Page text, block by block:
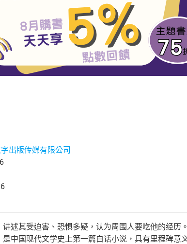
出版传媒有限公司
讲述其受迫害、恐惧多疑，认为周围人要吃他的经
是中国现代文学史上第一篇白话小说，具有里程碑意